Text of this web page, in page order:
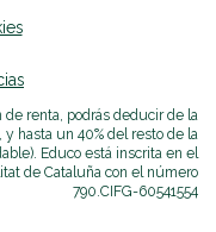
renta, podrás deducir de la
hasta un 40% del resto de la
Educo está inscrita en el
de Cataluña con el número
790.CIFG-60541554